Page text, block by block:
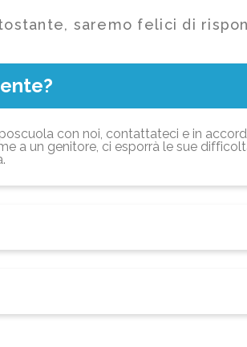
saremo felici di
con noi, contattateci e in
a un genitore, ci esporrà le sue